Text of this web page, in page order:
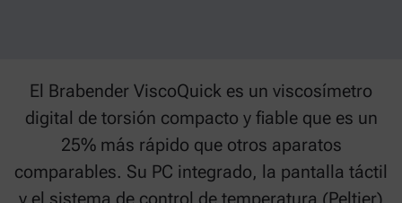
El Brabender ViscoQuick es un viscosímetro
digital de torsión compacto y fiable que es un
25% más rápido que otros aparatos
comparables. Su PC integrado, la pantalla táctil
y el sistema de control de temperatura (Peltier)